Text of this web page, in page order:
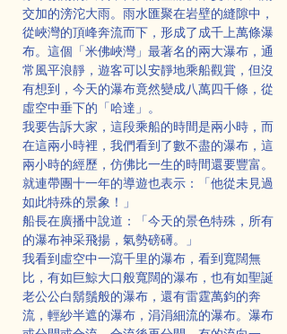
交加的滂沱大雨。雨水匯聚在岩壁的縫隙中，
從峽灣的頂峰奔流而下，形成了成千上萬條瀑
布。這個「米佛峽灣」最著名的兩大瀑布，通
常風平浪靜，遊客可以安靜地乘船觀賞，但沒
有想到，今天的瀑布竟然變成八萬四千條，從
虛空中垂下的「哈達」。
我要告訴大家，這段乘船的時間是兩小時，而
在這兩小時裡，我們看到了數不盡的瀑布，這
兩小時的經歷，仿佛比一生的時間還要豐富。
就連帶團十一年的導遊也表示：「他從未見過
如此特殊的景象！」
船長在廣播中說道：「今天的景色特殊，所有
的瀑布神采飛揚，氣勢磅礡。」
我看到虛空中一瀉千里的瀑布，看到寬闊無
比，有如巨鯨大口般寬闊的瀑布，也有如聖誕
老公公白鬍鬚般的瀑布，還有雷霆萬鈞的奔
流，輕紗半遮的瀑布，涓涓細流的瀑布。瀑布